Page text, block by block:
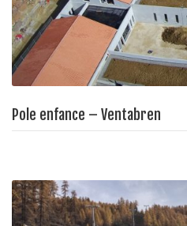
Pole enfance – Ventabren